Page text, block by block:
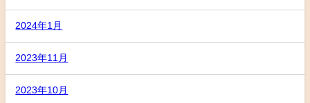
2024年1月
2023年11月
2023年10月